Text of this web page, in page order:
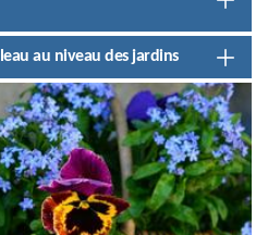
au niveau des jardins